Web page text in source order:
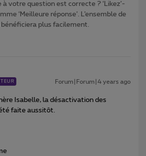
à votre question est correcte ? ‘Likez’-
‘Meilleure réponse’. L’ensemble de
plus facilement.
Forum|Forum|4 years ago
Isabelle, la désactivation des
faite aussitôt.